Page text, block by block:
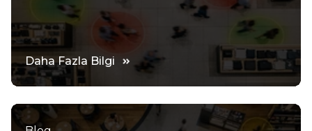
Daha Fazla Bilgi